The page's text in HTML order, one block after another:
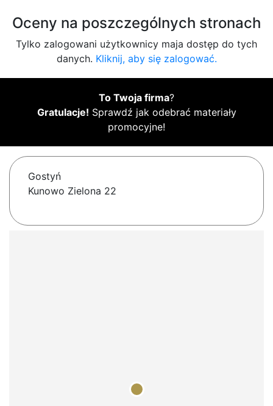
Oceny na poszczególnych stronach
Tylko zalogowani użytkownicy maja dostęp do tych
danych. Kliknij, aby się zalogować.
To Twoja firma?
Gratulacje! Sprawdź jak odebrać materiały
promocyjne!
Gostyń
Kunowo Zielona 22